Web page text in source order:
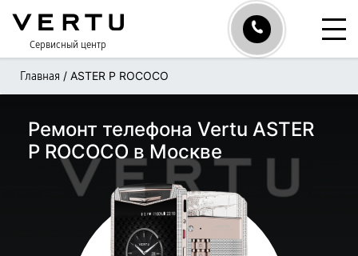
Сервисный центр
Главная / ASTER P ROCOCO
Ремонт телефона Vertu ASTER
P ROCOCO в Москве